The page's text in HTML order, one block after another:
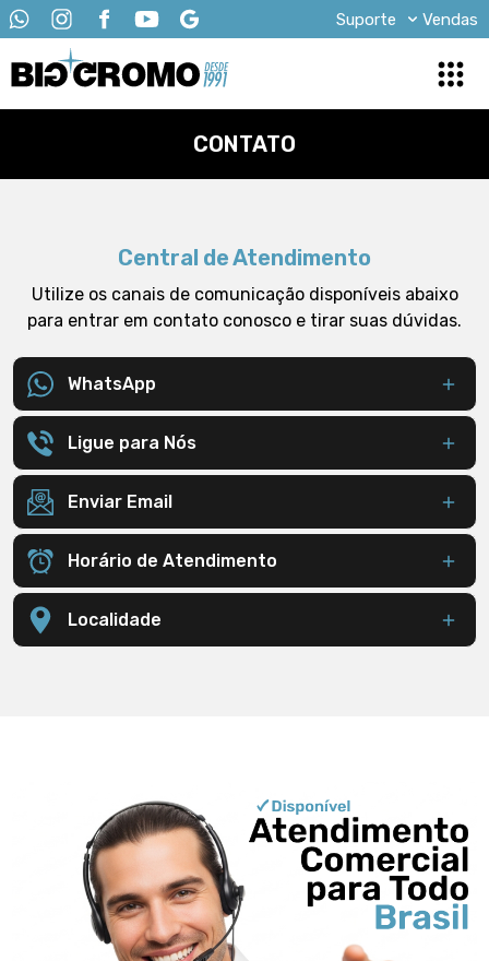
Suporte Vendas
CONTATO
Central de Atendimento
Utilize os canais de comunicação disponíveis abaixo
para entrar em contato conosco e tirar suas dúvidas.
WhatsApp
Ligue para Nós
Enviar Email
Horário de Atendimento
Localidade